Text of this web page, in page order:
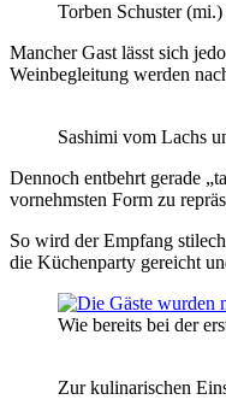
Torben Schuster
Mancher Gast lässt sich
Weinbegleitung werden
Sashimi vom Lachs
Dennoch entbehrt gerade
vornehmsten Form zu
So wird der Empfang
die Küchenparty gereicht
Wie bereits bei der
Zur kulinarischen